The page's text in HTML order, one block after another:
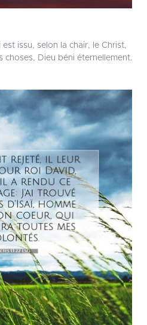
issu, selon la chair, le Christ,
choses, Dieu béni éternellement.